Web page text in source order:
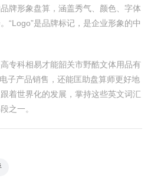
牌形象盘算，涵盖秀气、颜色、字体
“Logo”是品牌标记，是企业形象的中
专科相易才能韶关市野酷文体用品有
子产品销售，还能匡助盘算师更好地
着世界化的发展，掌持这些英文词汇
之一。